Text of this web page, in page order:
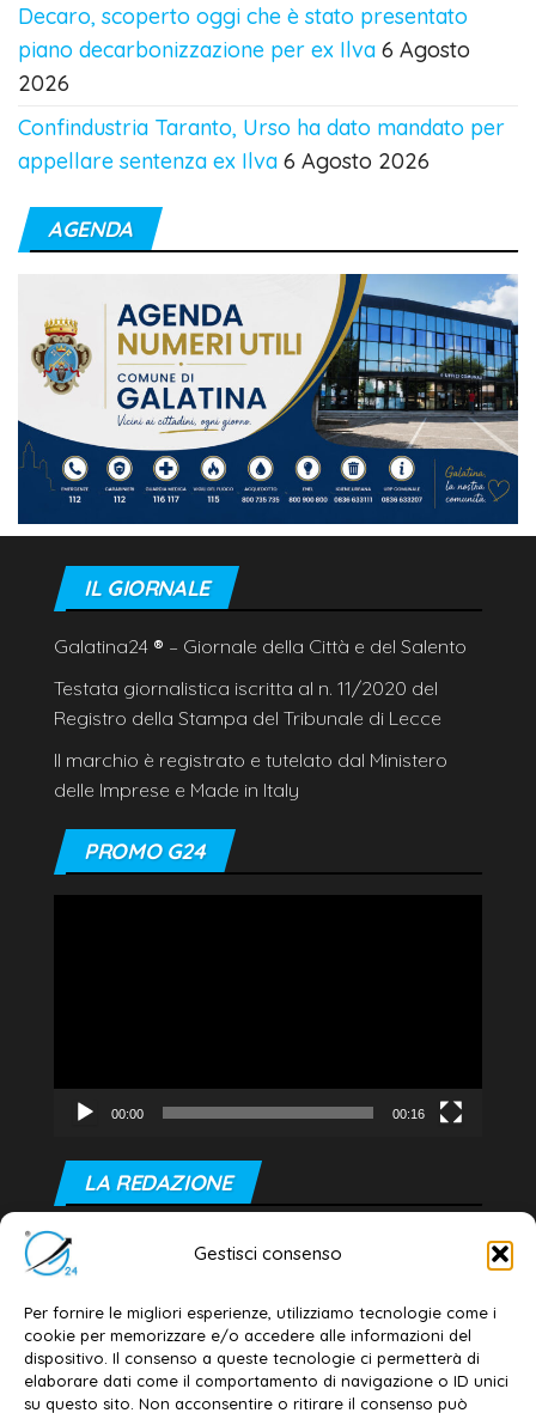
Gestisci consenso
Per fornire le migliori esperienze, utilizziamo tecnologie come i
cookie per memorizzare e/o accedere alle informazioni del
dispositivo. Il consenso a queste tecnologie ci permetterà di
elaborare dati come il comportamento di navigazione o ID unici
su questo sito. Non acconsentire o ritirare il consenso può
Decaro, scoperto oggi che è stato presentato
piano decarbonizzazione per ex Ilva 6 Agosto
2026
Confindustria Taranto, Urso ha dato mandato per
appellare sentenza ex Ilva 6 Agosto 2026
AGENDA
IL GIORNALE
Galatina24 ® – Giornale della Città e del Salento
Testata giornalistica iscritta al n. 11/2020 del
Registro della Stampa del Tribunale di Lecce
Il marchio è registrato e tutelato dal Ministero
delle Imprese e Made in Italy
PROMO G24
00:00 00:16
LA REDAZIONE
Editore e direttore responsabile:
Dott. Daniele G. Masciullo
Email: redazione@galatina24.it
Contatti –Disclaimer
Privacy policy –Cookie policy